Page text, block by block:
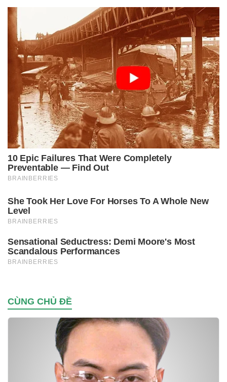
CÙNG CHỦ ĐỀ